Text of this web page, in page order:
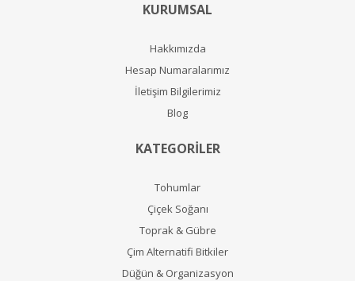
KURUMSAL
Hakkımızda
Hesap Numaralarımız
İletişim Bilgilerimiz
Blog
KATEGORİLER
Tohumlar
Çiçek Soğanı
Toprak & Gübre
Çim Alternatifi Bitkiler
Düğün & Organizasyon